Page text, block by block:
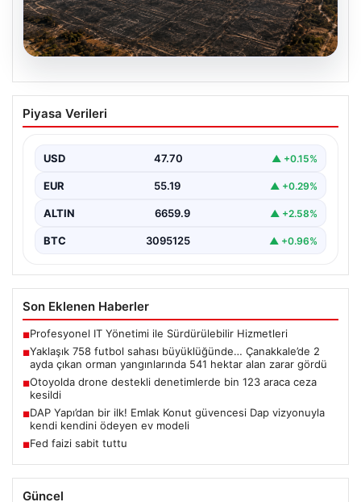
07.08.2026
Yaklaşık 758 futbol sahası
büyüklüğünde… Çanakkale’de 2 ayda
alan zarar gördü
Piyasa Verileri
USD 47.70 ▲ +0.15%
EUR 55.19 ▲ +0.29%
ALTIN 6659.9 ▲ +2.58%
BTC 3095125 ▲ +0.96%
Son Eklenen Haberler
■Profesyonel IT Yönetimi ile Sürdürülebilir Hizmetleri
■Yaklaşık 758 futbol sahası büyüklüğünde… Çanakkale’de 2
ayda çıkan orman yangınlarında 541 hektar alan zarar gördü
■Otoyolda drone destekli denetimlerde bin 123 araca ceza
kesildi
■DAP Yapı’dan bir ilk! Emlak Konut güvencesi Dap vizyonuyla
kendi kendini ödeyen ev modeli
■Fed faizi sabit tuttu
Güncel